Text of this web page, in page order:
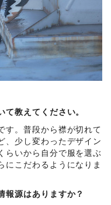
教えてください。
す。普段から襟が切れて
、少し変わったデザイン
らいから自分で服を選ぶ
にこだわるようになりま
源はありますか？